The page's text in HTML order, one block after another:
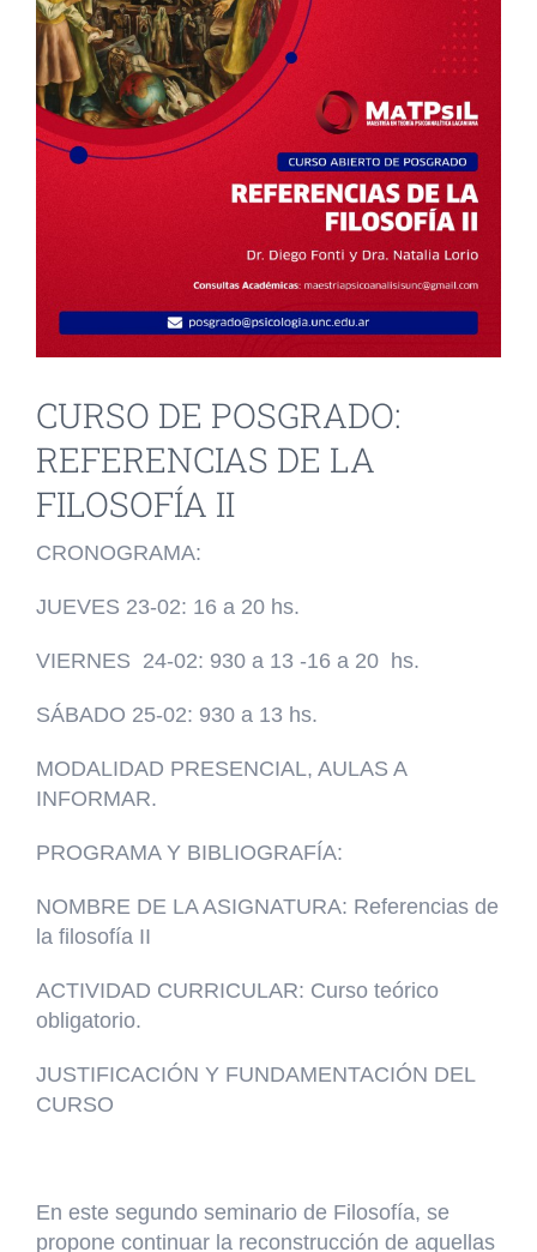
INVESTIGACIÓN Y EVENTOS
TESIS
GALERÍA DE FOTOS
CONTACTO
CURSO DE POSGRADO:
REFERENCIAS DE LA
FILOSOFÍA II
CRONOGRAMA:
JUEVES 23-02: 16 a 20 hs.
VIERNES 24-02: 930 a 13 -16 a 20 hs.
SÁBADO 25-02: 930 a 13 hs.
MODALIDAD PRESENCIAL, AULAS A
INFORMAR.
PROGRAMA Y BIBLIOGRAFÍA:
NOMBRE DE LA ASIGNATURA: Referencias de
la filosofía II
ACTIVIDAD CURRICULAR: Curso teórico
obligatorio.
JUSTIFICACIÓN Y FUNDAMENTACIÓN DEL
CURSO
En este segundo seminario de Filosofía, se
propone continuar la reconstrucción de aquellas